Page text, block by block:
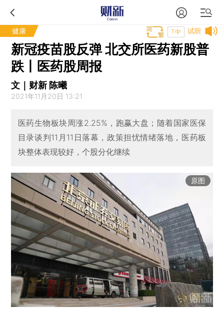
健康 试听
T中
新冠疫苗股反弹 北交所医药新股普
跌丨医药股周报
文｜财新 陈曦
2021年11月20日 13:21
医药生物板块周涨2.25%，跑赢大盘；随着国家医保
目录谈判11月11日落幕，政策担忧情绪落地，医药板
块整体表现较好，个股分化继续
原图